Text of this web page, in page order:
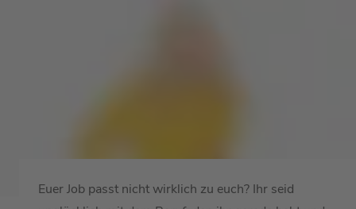
Euer Job passt nicht wirklich zu euch? Ihr seid